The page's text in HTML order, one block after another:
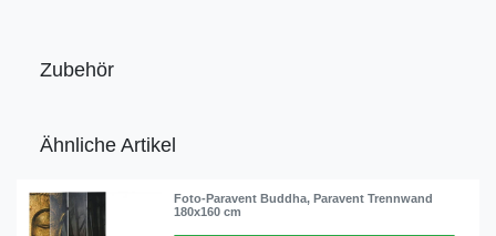
Zubehör
Ähnliche Artikel
Foto-Paravent Buddha, Paravent Trennwand
180x160 cm